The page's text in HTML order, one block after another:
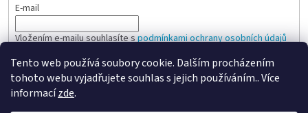
Tento web používá soubory cookie. Dalším procházením
tohoto webu vyjadřujete souhlas s jejich používáním.. Více
informacízde.
E-mail
Vložením e-mailu souhlasíte spodmínkami ochrany osobních údajů
PŘIHLÁSIT SE